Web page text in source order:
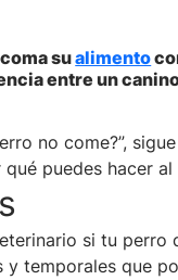
sualimento
entre un
no come?”,
puedes hacer al
si tu perro
temporales que